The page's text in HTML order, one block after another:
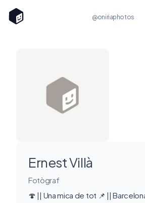
@oniriaphotos
Ernest Villà
Fotògraf
🍄 || Una mica de tot 📌 ||